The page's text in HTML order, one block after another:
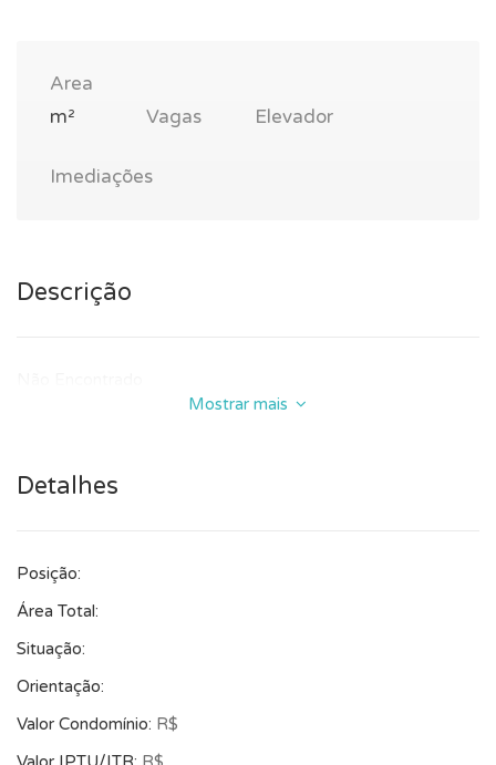
Area
m²
Vagas Elevador
Imediações
Descrição
Mostrar mais
Detalhes
Posição:
Área Total:
Situação:
Orientação:
Valor Condomínio: R$